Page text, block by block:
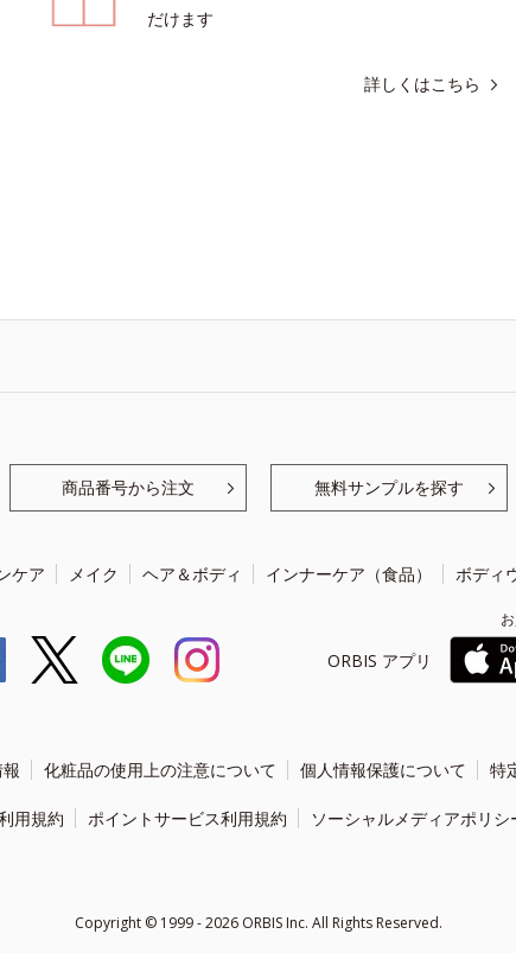
だけます
詳しくはこちら
商品番号から注文 無料サンプルを探す
ケア メイク ヘア＆ボディ インナーケア（食品） ボディ
ORBIS アプリ
化粧品の使用上の注意について 個人情報保護について 特
用規約 ポイントサービス利用規約 ソーシャルメディアポリシ
Copyright © 1999 - 2026 ORBIS Inc. All Rights Reserved.